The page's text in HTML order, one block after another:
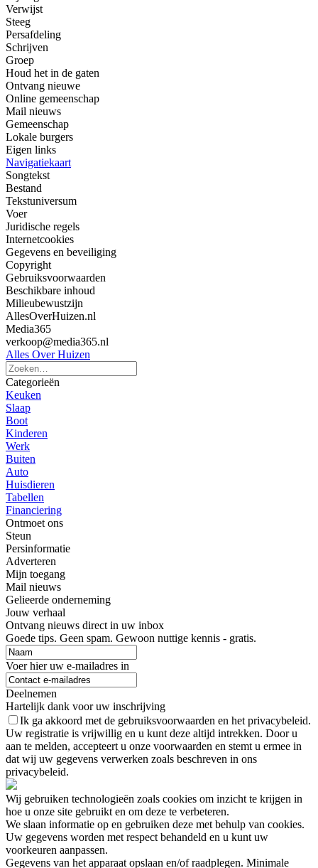
Verwijst
Steeg
Persafdeling
Schrijven
Groep
Houd het in de gaten
Ontvang nieuwe
Online gemeenschap
Mail nieuws
Gemeenschap
Lokale burgers
Eigen links
Navigatiekaart
Songtekst
Bestand
Tekstuniversum
Voer
Juridische regels
Internetcookies
Gegevens en beveiliging
Copyright
Gebruiksvoorwaarden
Beschikbare inhoud
Milieubewustzijn
AllesOverHuizen.nl
Media365
verkoop@media365.nl
Alles Over Huizen
Categorieën
Keuken
Slaap
Boot
Kinderen
Werk
Buiten
Auto
Huisdieren
Tabellen
Financiering
Ontmoet ons
Steun
Persinformatie
Adverteren
Mijn toegang
Mail nieuws
Gelieerde onderneming
Jouw verhaal
Ontvang nieuws direct in uw inbox
Goede tips. Geen spam. Gewoon nuttige kennis - gratis.
Voer hier uw e-mailadres in
Deelnemen
Hartelijk dank voor uw inschrijving
Ik ga akkoord met de gebruiksvoorwaarden en het privacybeleid.
Uw registratie is vrijwillig en u kunt deze altijd intrekken. Door u
aan te melden, accepteert u onze voorwaarden en stemt u ermee in
dat wij uw gegevens verwerken zoals beschreven in ons
privacybeleid.
Wij gebruiken technologieën zoals cookies om inzicht te krijgen in
hoe u onze site gebruikt en om deze te verbeteren.
We slaan informatie op en gebruiken deze met behulp van cookies.
Uw gegevens worden met respect behandeld en u kunt uw
voorkeuren aanpassen.
Gegevens van het apparaat opslaan en/of raadplegen. Minimale